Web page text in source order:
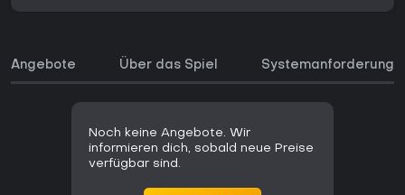
Angebote Über das Spiel
Noch keine Angebote. Wir
informieren dich, sobald neue Preise
verfügbar sind.